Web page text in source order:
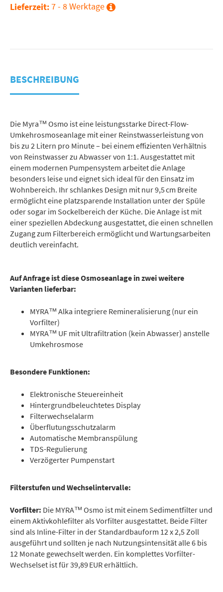
Lieferzeit:7 - 8 Werktage
BESCHREIBUNG
Die Myra™ Osmo ist eine leistungsstarke Direct-Flow-
Umkehrosmoseanlage mit einer Reinstwasserleistung von
bis zu 2 Litern pro Minute – bei einem effizienten Verhältnis
von Reinstwasser zu Abwasser von 1:1. Ausgestattet mit
einem modernen Pumpensystem arbeitet die Anlage
besonders leise und eignet sich ideal für den Einsatz im
Wohnbereich. Ihr schlankes Design mit nur 9,5 cm Breite
ermöglicht eine platzsparende Installation unter der Spüle
oder sogar im Sockelbereich der Küche. Die Anlage ist mit
einer speziellen Abdeckung ausgestattet, die einen schnellen
Zugang zum Filterbereich ermöglicht und Wartungsarbeiten
deutlich vereinfacht.
Auf Anfrage ist diese Osmoseanlage in zwei weitere
Varianten lieferbar:
MYRA™ Alka integriere Remineralisierung (nur ein
Vorfilter)
MYRA™ UF mit Ultrafiltration (kein Abwasser) anstelle
Umkehrosmose
Besondere Funktionen:
Elektronische Steuereinheit
Hintergrundbeleuchtetes Display
Filterwechselalarm
Überflutungsschutzalarm
Automatische Membranspülung
TDS-Regulierung
Verzögerter Pumpenstart
Filterstufen und Wechselintervalle:
Vorfilter: Die MYRA™ Osmo ist mit einem Sedimentfilter und
einem Aktivkohlefilter als Vorfilter ausgestattet. Beide Filter
sind als Inline-Filter in der Standardbauform 12 x 2,5 Zoll
ausgeführt und sollten je nach Nutzungsintensität alle 6 bis
12 Monate gewechselt werden. Ein komplettes Vorfilter-
Wechselset ist für 39,89 EUR erhältlich.